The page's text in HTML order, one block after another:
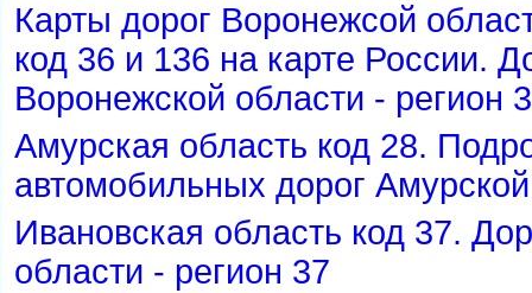
Карты дорог Воронежсой
код 36 и 136 на карте России.
оронежской области - регион
Амурская область код 28.
автомобильных дорог
Ивановская область код 37.
области - регион 37